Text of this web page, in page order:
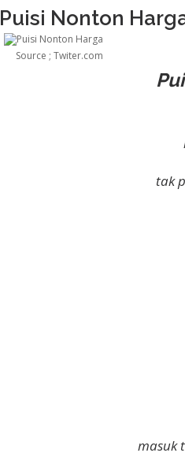
Puisi Nonton
Source ; Twiter.com
tak
masuk